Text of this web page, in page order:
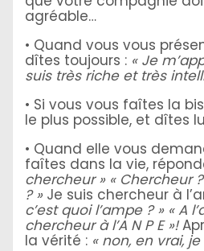
agréable…
• Quand vous vous
dîtes toujours : « Je
suis très riche et très
• Si vous vous faîtes la
le plus possible, et dîtes
• Quand elle vous
faîtes dans la vie,
chercheur » « Chercheur
? »Je suis chercheur à
c’est quoi l’ampe ? » « A
chercheur à l’A N P E »!
la vérité : « non, en vrai,